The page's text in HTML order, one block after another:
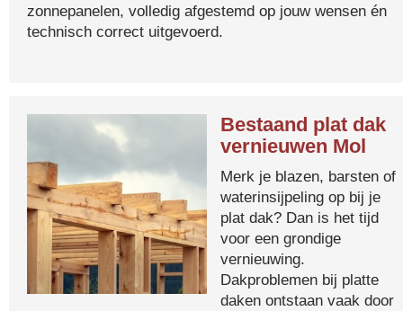
zonnepanelen, volledig afgestemd op jouw wensen én
technisch correct uitgevoerd.
Bestaand plat dak
vernieuwen Mol
Merk je blazen, barsten of
waterinsijpeling op bij je
plat dak? Dan is het tijd
voor een grondige
vernieuwing.
Dakproblemen bij platte
daken ontstaan vaak door